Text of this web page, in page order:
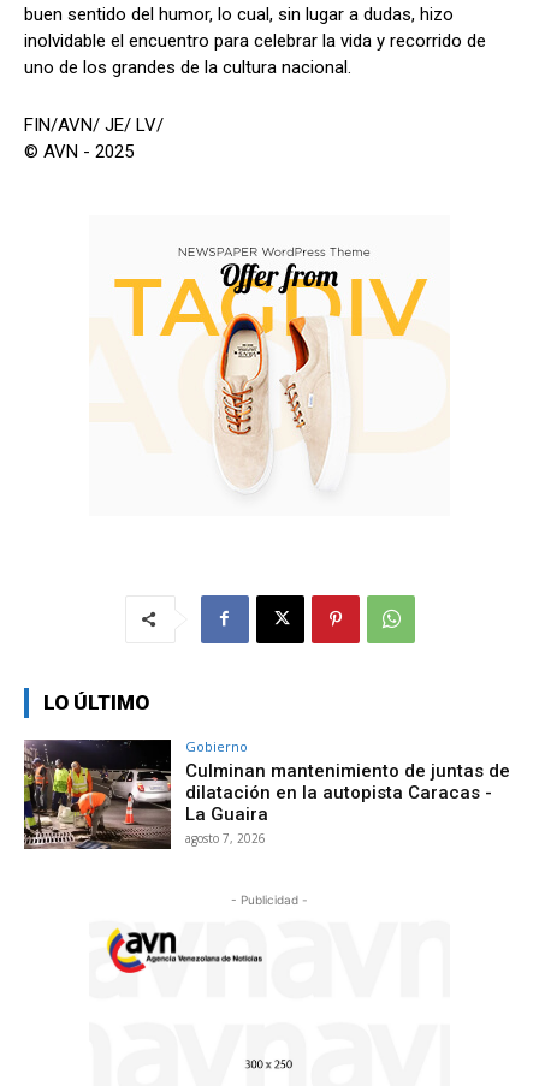
buen sentido del humor, lo cual, sin lugar a dudas, hizo
inolvidable el encuentro para celebrar la vida y recorrido de
uno de los grandes de la cultura nacional.
FIN/AVN/ JE/ LV/
© AVN - 2025
LO ÚLTIMO
Gobierno
Culminan mantenimiento de juntas de
dilatación en la autopista Caracas -
La Guaira
agosto 7, 2026
- Publicidad -